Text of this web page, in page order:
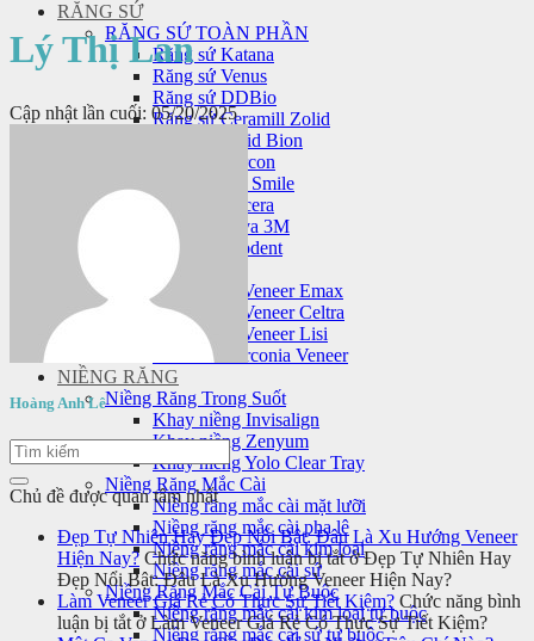
RĂNG SỨ
RĂNG SỨ TOÀN PHẦN
Răng sứ Katana
Răng sứ Venus
Răng sứ DDBio
Răng sứ Ceramill Zolid
Răng sứ Zolid Bion
Răng sứ Cercon
Răng sứ HT Smile
Răng sứ Nacera
Răng sứ Lava 3M
Răng sứ Orodent
Mặt dán sứ veneer
Mặt dán sứ Veneer Emax
Mặt dán sứ Veneer Celtra
Mặt dán sứ Veneer Lisi
Laminate Zirconia Veneer
NIỀNG RĂNG
Niềng Răng Trong Suốt
Khay niềng Invisalign
Khay niềng Zenyum
Khay niềng Yolo Clear Tray
Niềng Răng Mắc Cài
Niềng răng mắc cài mặt lưỡi
Niềng răng mắc cài pha lê
Niềng răng mắc cài kim loại
Niềng răng mắc cài sứ
Niềng Răng Mắc Cài Tự Buộc
Niềng răng mắc cài kim loại tự buộc
Niềng răng mắc cài sứ tự buộc
Lý Thị Lan
Cập nhật lần cuối: 05/20/2025
Hoàng Anh Lê
Chủ đề được quan tâm nhất
Đẹp Tự Nhiên Hay Đẹp Nổi Bật: Đâu Là Xu Hướng Veneer
Hiện Nay? Chức năng bình luận bị tắtở Đẹp Tự Nhiên Hay
Đẹp Nổi Bật: Đâu Là Xu Hướng Veneer Hiện Nay?
Làm Veneer Giá Rẻ Có Thực Sự Tiết Kiệm? Chức năng bình
luận bị tắtở Làm Veneer Giá Rẻ Có Thực Sự Tiết Kiệm?